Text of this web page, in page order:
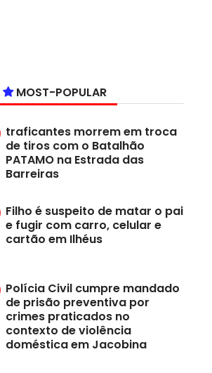
MOST-POPULAR
traficantes morrem em troca
de tiros com o Batalhão
PATAMO na Estrada das
Barreiras
Filho é suspeito de matar o pai
e fugir com carro, celular e
cartão em Ilhéus
Polícia Civil cumpre mandado
de prisão preventiva por
crimes praticados no
contexto de violência
doméstica em Jacobina